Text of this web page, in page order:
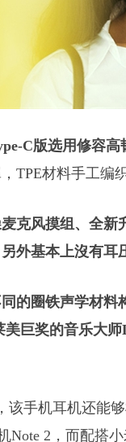
C版选用修容
TPE材料手工编
克风摸组、全新
外基本上沒有耳
的圈铁声学材料
美巨奖的音乐大
该手机耳机还能
Note 2，而配搭